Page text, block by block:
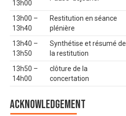
13h00
13h00 –
13h40
Restitution en séance
plénière
13h40 –
13h50
Synthétise et résumé de
la restitution
13h50 –
14h00
clôture de la
concertation
Acknowledgement